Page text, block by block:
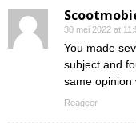
30 mei 2022 at
You made
subject and
same opinion
Reageer